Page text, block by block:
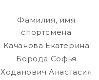
Фамилия, имя
спортсмена
Качанова Екатерина
Борода Софья
Ходанович Анастасия